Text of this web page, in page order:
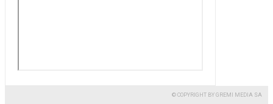
© COPYRIGHT BY GREMI MEDIA SA